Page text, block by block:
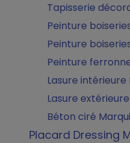
Tapisserie
Peinture
Peinture
Peinture
Lasure intérieure
Lasure
Béton ciré
Placard Dressing